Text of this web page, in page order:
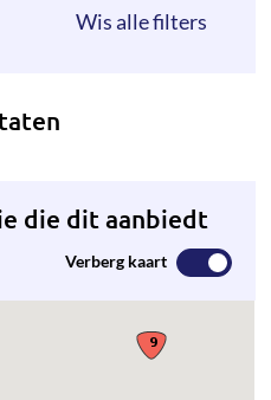
die dit aanbiedt
Verberg kaart